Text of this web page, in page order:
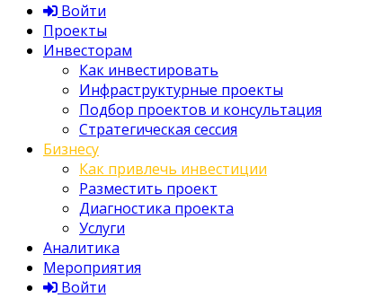
Войти
Проекты
Инвесторам
Как инвестировать
Инфраструктурные проекты
Подбор проектов и консультация
Стратегическая сессия
Бизнесу
Как привлечь инвестиции
Разместить проект
Диагностика проекта
Услуги
Аналитика
Мероприятия
Войти